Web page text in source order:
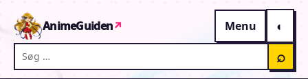
AnimeGuiden↗
Menu
Søg på AnimeGuiden
⌕